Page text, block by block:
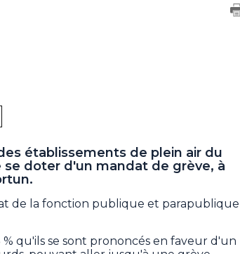
établissements de plein air du
se doter d'un mandat de grève, à
de la fonction publique et parapublique
qu'ils se sont prononcés en faveur d'un